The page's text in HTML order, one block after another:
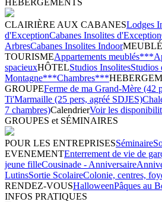
HÉBERGEMENTS
CLAIRIÈRE AUX CABANESLodges
d'ExceptionCabanes Insolites d'Exception
ArbresCabanes Insolites Indoor
TOURISMEAppartements meublés***
spacieuxHÔTELStudios InsolitesStudios
Montagne***Chambres***
GROUPEFerme de ma Grand-Mère (42
Ti'Marmaille (25 pers, agréé SDJES)
7 chambres)CalendrierVoir les
GROUPES et SÉMINAIRES
POUR LES ENTREPRISESSéminaire
EVENEMENTEnterrement de vie de
jeune filleCousinade - Anniversaire
LutinsSortie ScolaireColonie, centres,
RENDEZ-VOUSHalloweenPâques au
INFOS PRATIQUES